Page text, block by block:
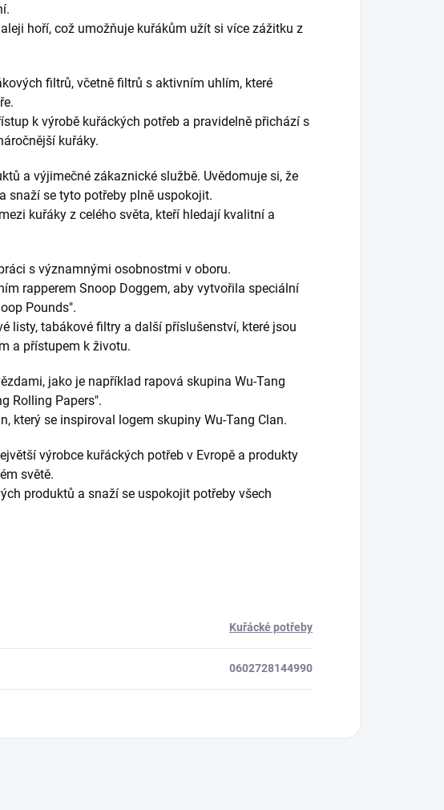
hoří, což umožňuje kuřákům užít si více zážitku z
filtrů, včetně filtrů s aktivním uhlím, které
k výrobě kuřáckých potřeb a pravidelně přichází s
kuřáky.
a výjimečné zákaznické službě. Uvědomuje si, že
snaží se tyto potřeby plně uspokojit.
kuřáky z celého světa, kteří hledají kvalitní a
s významnými osobnostmi v oboru.
rapperem Snoop Doggem, aby vytvořila speciální
Pounds".
listy, tabákové filtry a další příslušenství, které jsou
a přístupem k životu.
jako je například rapová skupina Wu-Tang
Rolling Papers".
který se inspiroval logem skupiny Wu-Tang Clan.
výrobce kuřáckých potřeb v Evropě a produkty
světě.
produktů a snaží se uspokojit potřeby všech
Kuřácké potřeby
0602728144990